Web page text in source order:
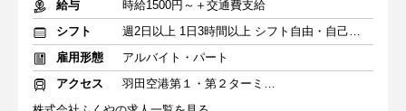
給与
時給1500円～＋交通費支給
シフト
週2日以上 1日3時間以上 シフト自由・自己申告
雇用形態
アルバイト・パート
アクセス
羽田空港第１・第２ターミナル(京急)駅 徒歩0分